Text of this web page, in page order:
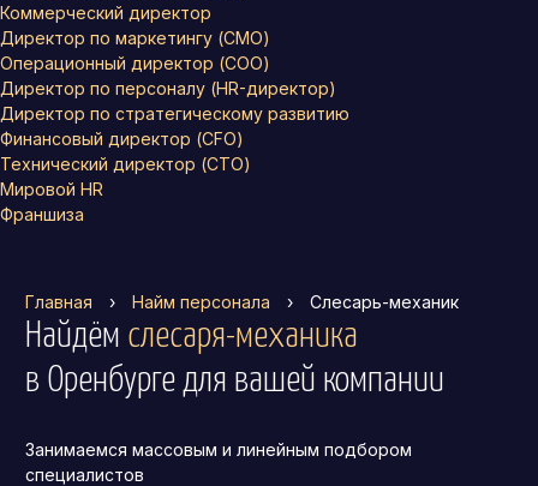
Коммерческий директор
Директор по маркетингу (CMO)
Операционный директор (COO)
Директор по персоналу (HR-директор)
Директор по стратегическому развитию
Финансовый директор (CFO)
Технический директор (CTO)
Мировой HR
Франшиза
Главная › Найм персонала › Слесарь-механик
Найдём слесаря-механика
в Оренбурге для вашей компании
Занимаемся массовым и линейным подбором
специалистов